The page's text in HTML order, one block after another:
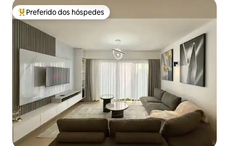
Entre os melhores preferidos dos hóspedes
Preferido dos hóspedes